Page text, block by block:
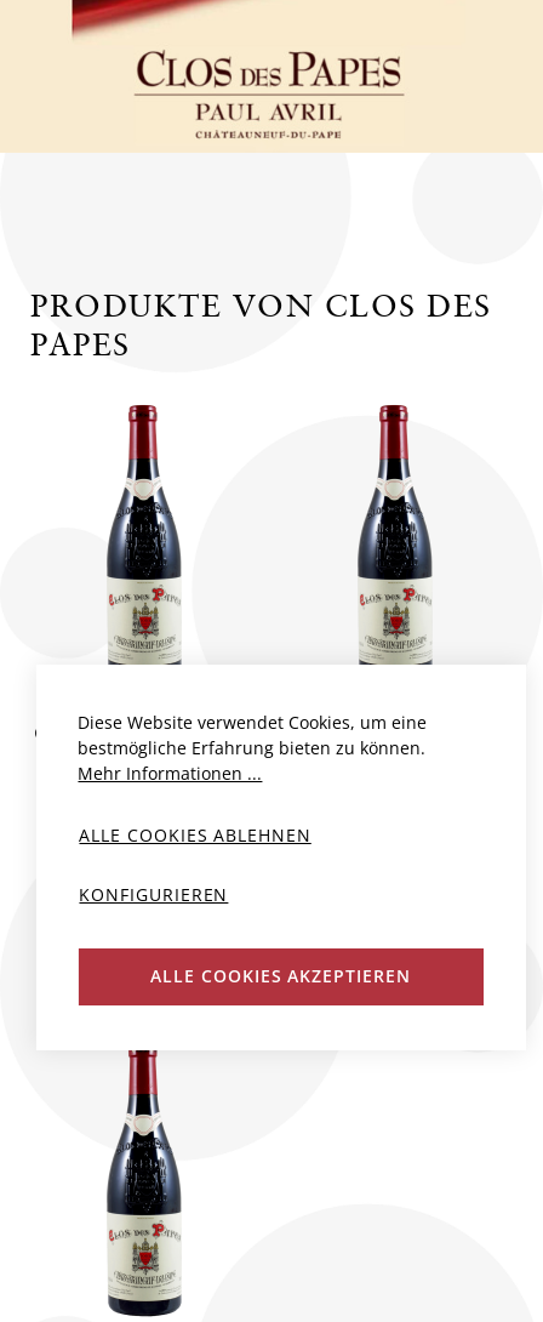
PRODUKTE VON CLOS DES
PAPES
CHÂTEAUNEUF DU
PAPE AC ROUGE
Clos des Papes
N
CHÂTEAUNEUF DU
PAPE AC ROUGE
N
Diese Website verwendet Cookies, um eine
bestmögliche Erfahrung bieten zu können.
Mehr Informationen ...
ALLE COOKIES ABLEHNEN
KONFIGURIEREN
ALLE COOKIES AKZEPTIEREN